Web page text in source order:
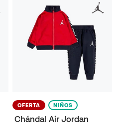
OFERTA NIÑOS
Chándal Air Jordan